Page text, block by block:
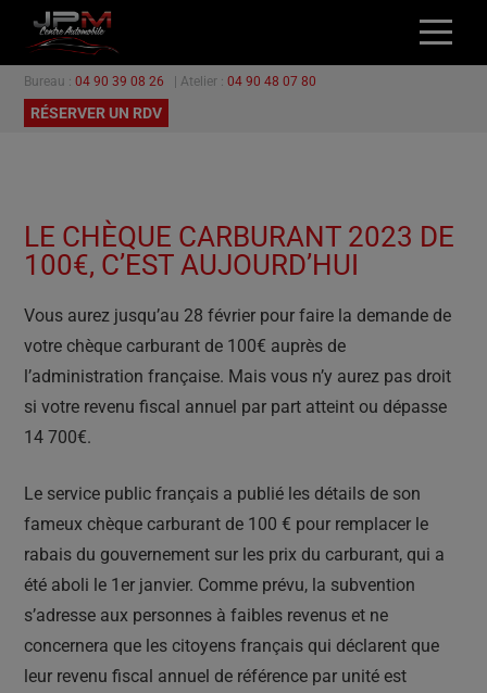
ACCUEIL
NOS VÉHICULES
PROMOTIONS
Bureau : 04 90 39 08 26 | Atelier : 04 90 48 07 80
RÉSERVER UN RDV
LE CHÈQUE CARBURANT 2023 DE
100€, C’EST AUJOURD’HUI
Vous aurez jusqu’au 28 février pour faire la demande de
votre chèque carburant de 100€ auprès de
l’administration française. Mais vous n’y aurez pas droit
si votre revenu fiscal annuel par part atteint ou dépasse
14 700€.
Le service public français a publié les détails de son
fameux chèque carburant de 100 € pour remplacer le
rabais du gouvernement sur les prix du carburant, qui a
été aboli le 1er janvier. Comme prévu, la subvention
s’adresse aux personnes à faibles revenus et ne
concernera que les citoyens français qui déclarent que
leur revenu fiscal annuel de référence par unité est